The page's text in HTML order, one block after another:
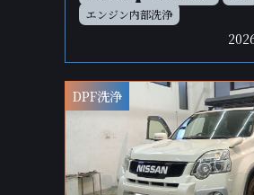
エンジン内部洗浄
DPF洗浄